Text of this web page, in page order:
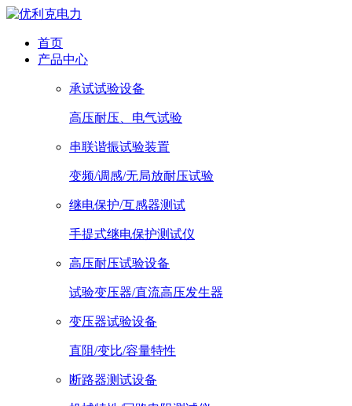
首页
产品中心
承试试验设备
高压耐压、电气试验
串联谐振试验装置
变频/调感/无局放耐压试验
继电保护/互感器测试
手提式继电保护测试仪
高压耐压试验设备
试验变压器/直流高压发生器
变压器试验设备
直阻/变比/容量特性
断路器测试设备